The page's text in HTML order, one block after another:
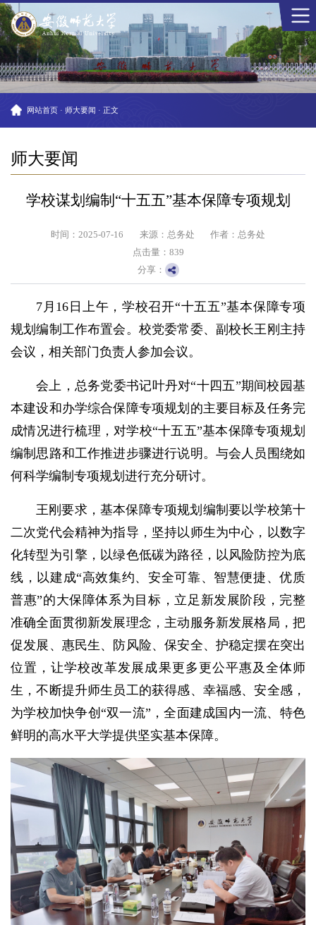
网站首页 · 师大要闻 · 正文
师大要闻
学校谋划编制“十五五”基本保障专项规划
时间：2025-07-16 来源：总务处
作者：总务处
点击量： 839
分享：
7月16日上午，学校召开“十五五”基本保障专项
规划编制工作布置会。校党委常委、副校长王刚主持
会议，相关部门负责人参加会议。
会上，总务党委书记叶丹对“十四五”期间校园基
本建设和办学综合保障专项规划的主要目标及任务完
成情况进行梳理，对学校“十五五”基本保障专项规划
编制思路和工作推进步骤进行说明。与会人员围绕如
何科学编制专项规划进行充分研讨。
王刚要求，基本保障专项规划编制要以学校第十
二次党代会精神为指导，坚持以师生为中心，以数字
化转型为引擎，以绿色低碳为路径，以风险防控为底
线，以建成“高效集约、安全可靠、智慧便捷、优质
普惠”的大保障体系为目标，立足新发展阶段，完整
准确全面贯彻新发展理念，主动服务新发展格局，把
促发展、惠民生、防风险、保安全、护稳定摆在突出
位置，让学校改革发展成果更多更公平惠及全体师
生，不断提升师生员工的获得感、幸福感、安全感，
为学校加快争创“双一流”，全面建成国内一流、特色
鲜明的高水平大学提供坚实基本保障。